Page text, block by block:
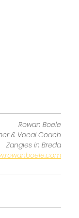
Rowan Boele
& Vocal Coach
Zangles in Breda